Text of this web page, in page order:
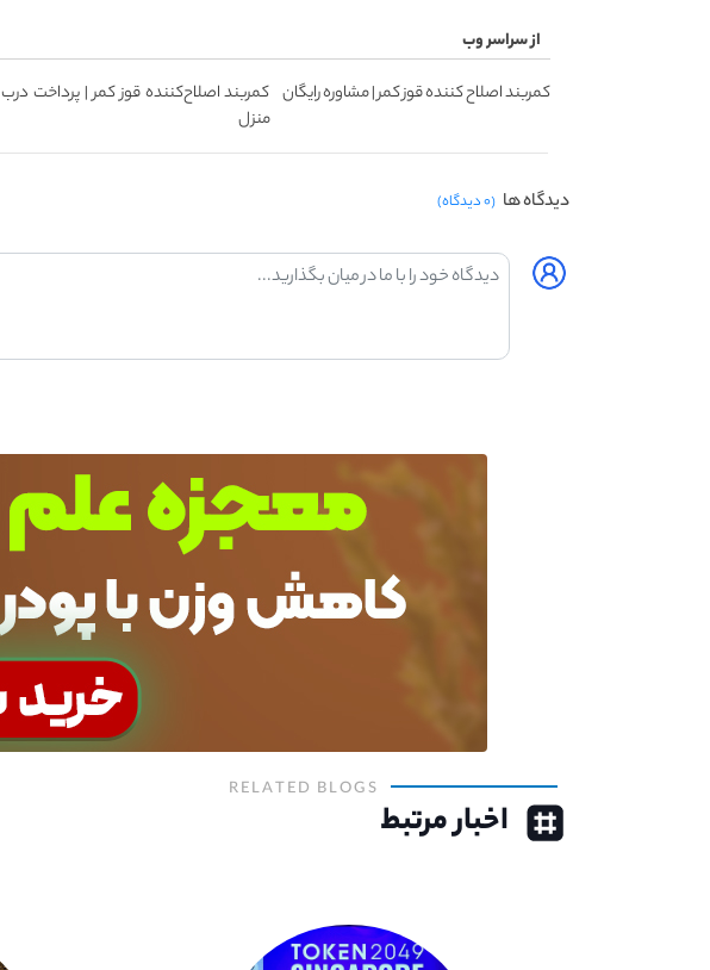
از سراسر وب
کمربند اصلاح کننده قوز کمر | مشاوره رایگان کمربند اصلاح‌کننده قوز کمر | پرداخت درب
منزل
دیدگاه ها (۰ دیدگاه)
RELATED BLOGS
اخبار مرتبط